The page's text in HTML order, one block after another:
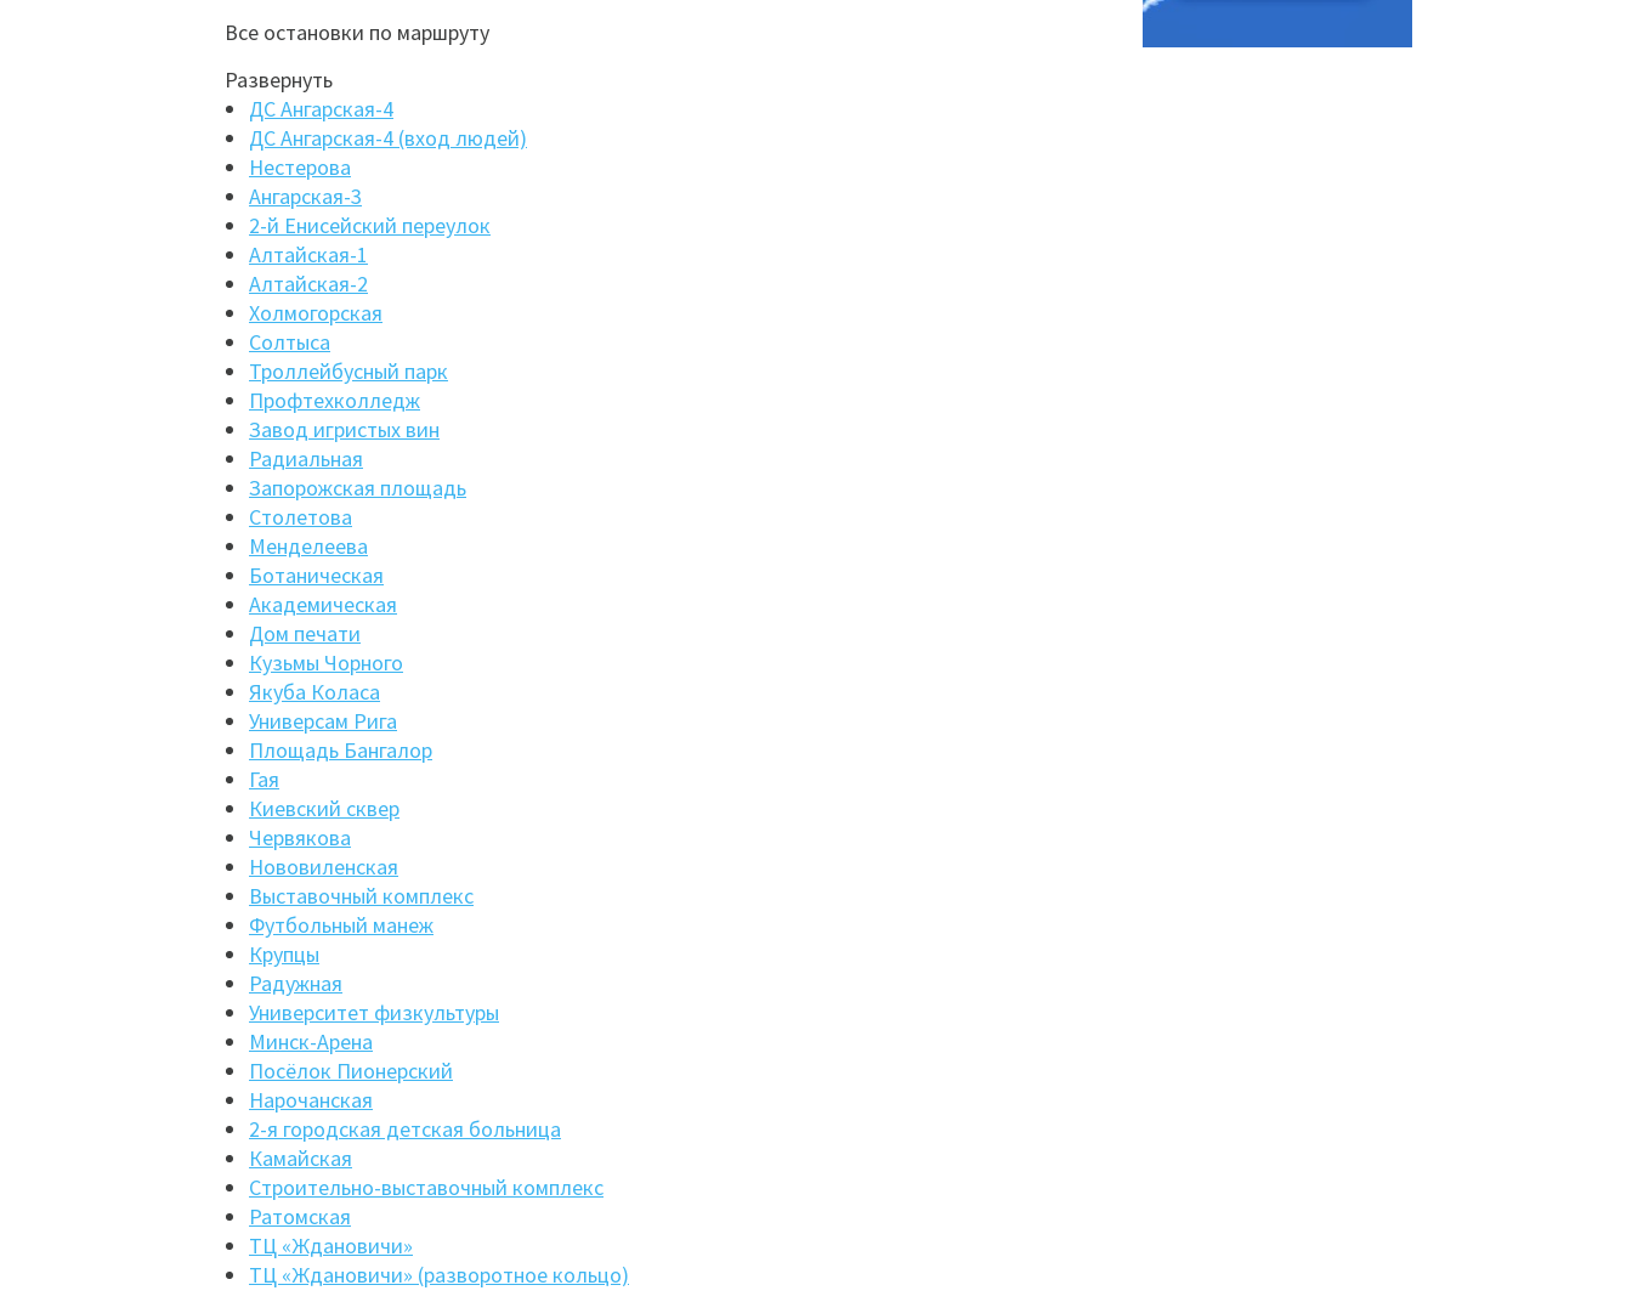
Все остановки по маршруту
Развернуть
ДС Ангарская-4
ДС Ангарская-4 (вход людей)
Нестерова
Ангарская-3
2-й Енисейский переулок
Алтайская-1
Алтайская-2
Холмогорская
Солтыса
Троллейбусный парк
Профтехколледж
Завод игристых вин
Радиальная
Запорожская площадь
Столетова
Менделеева
Ботаническая
Академическая
Дом печати
Кузьмы Чорного
Якуба Коласа
Универсам Рига
Площадь Бангалор
Гая
Киевский сквер
Червякова
Нововиленская
Выставочный комплекс
Футбольный манеж
Крупцы
Радужная
Университет физкультуры
Минск-Арена
Посёлок Пионерский
Нарочанская
2-я городская детская больница
Камайская
Строительно-выставочный комплекс
Ратомская
ТЦ «Ждановичи»
ТЦ «Ждановичи» (разворотное кольцо)